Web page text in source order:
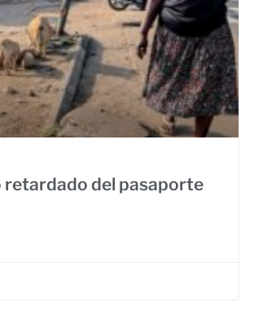
retardado del pasaporte